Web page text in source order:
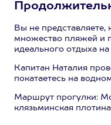
Вы не
множество пляжей и
идеального отдыха
Капитан Наталия
покатаетесь на
Маршрут прогулки:
клязьминская